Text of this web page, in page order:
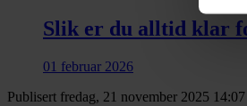
Slik er du alltid klar
01 februar 2026
Publisert fredag, 21 november 2025 14:07